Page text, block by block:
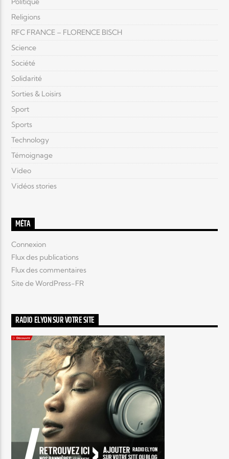
Religions
RFC FRANCE – FLORENCE BISCH
Science
Société
Solidarité
Sorties & Loisirs
Sport
Sports
Technology
Témoignage
Video
Vidéos stories
MÉTA
Connexion
Flux des publications
Flux des commentaires
Site de WordPress-FR
RADIO ELYON SUR VOTRE SITE